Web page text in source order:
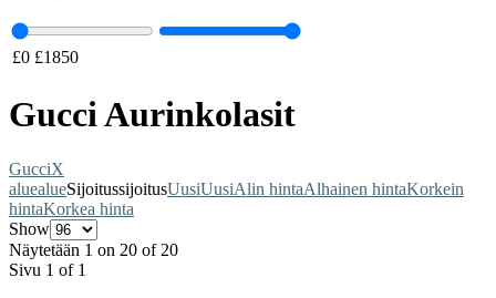
£0 £1850
Gucci Aurinkolasit
GucciX
aluealueSijoitussijoitusUusiUusiAlin hintaAlhainen hintaKorkein
hintaKorkea hinta
Show
Näytetään 1 on 20 of 20
Sivu 1 of 1